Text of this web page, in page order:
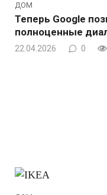
ДОМ
Теперь Google
полноценные
22.04.2026 0